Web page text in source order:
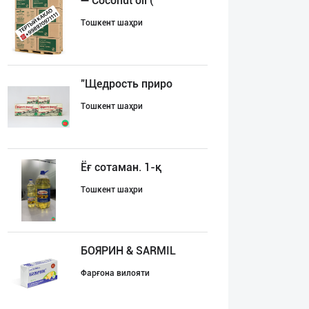
Тошкент шаҳри
"Щедрость приро
Тошкент шаҳри
Ёғ сотаман. 1-қ
Тошкент шаҳри
БОЯРИН & SARMIL
Фарғона вилояти